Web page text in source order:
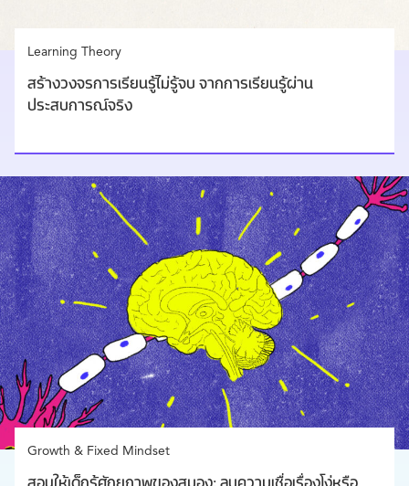
Learning Theory
สร้างวงจรการเรียนรู้ไม่รู้จบ จากการเรียนรู้ผ่าน
ประสบการณ์จริง
Growth & Fixed Mindset